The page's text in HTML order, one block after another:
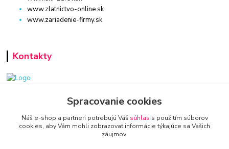
www.zlatnictvo-online.sk
www.zariadenie-firmy.sk
Kontakty
www.zariadenie-firmy.sk
+421 940 949 000
Spracovanie cookies
Náš e-shop a partneri potrebujú Váš súhlas s použitím súborov
cookies, aby Vám mohli zobrazovať informácie týkajúce sa Vašich
záujmov.